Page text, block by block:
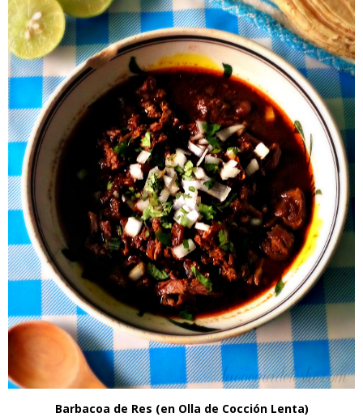
Barbacoa de Res (en Olla de Cocción Lenta)